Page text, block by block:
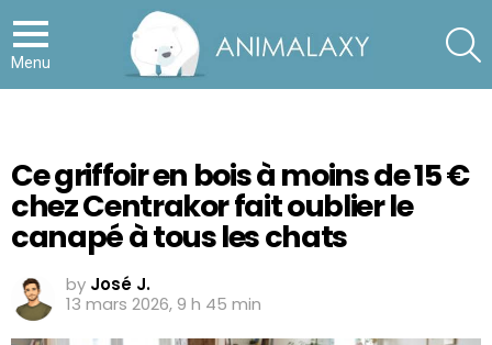
Menu
Ce griffoir en bois à moins de 15 €
chez Centrakor fait oublier le
canapé à tous les chats
by José J.
13 mars 2026, 9 h 45 min